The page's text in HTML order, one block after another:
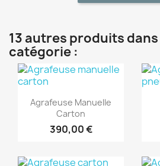
13 autres produits
catégorie :
Aperçu rapide
Agrafeuse Manuelle
Carton
390,00 €